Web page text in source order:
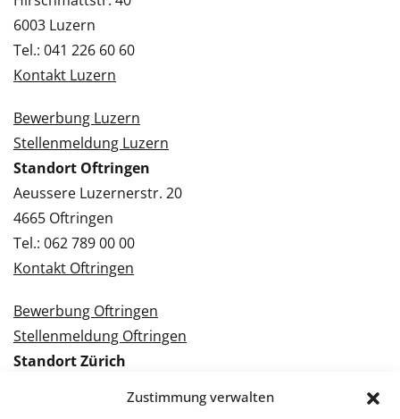
Zustimmung verwalten
6003 Luzern
Tel.: 041 226 60 60
Kontakt Luzern
Bewerbung Luzern
Stellenmeldung Luzern
Standort Oftringen
Aeussere Luzernerstr. 20
4665 Oftringen
Tel.: 062 789 00 00
Kontakt Oftringen
Bewerbung Oftringen
Stellenmeldung Oftringen
Standort Zürich